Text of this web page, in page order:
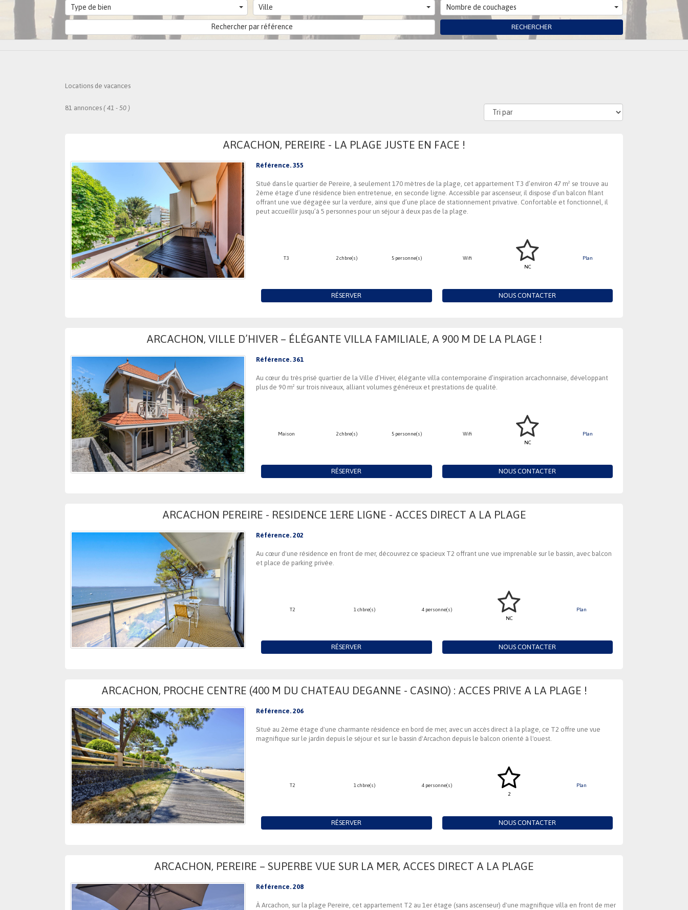
Type de bien Ville Nombre de couchages
RECHERCHER
Locations de vacances
81 annonces ( 41 - 50 )
ARCACHON, PEREIRE - LA PLAGE JUSTE EN FACE !
Référence. 355
Situé dans le quartier de Pereire, à seulement 170 mètres de la plage, cet appartement T3 d’environ 47 m² se trouve au
2ème étage d’une résidence bien entretenue, en seconde ligne. Accessible par ascenseur, il dispose d’un balcon filant
offrant une vue dégagée sur la verdure, ainsi que d’une place de stationnement privative. Confortable et fonctionnel, il
peut accueillir jusqu’à 5 personnes pour un séjour à deux pas de la plage.
T3 2 chbre(s) 5 personne(s)
Wifi
NC
Plan
RÉSERVER NOUS CONTACTER
ARCACHON, VILLE D’HIVER – ÉLÉGANTE VILLA FAMILIALE, A 900 M DE LA PLAGE !
Référence. 361
Au cœur du très prisé quartier de la Ville d’Hiver, élégante villa contemporaine d’inspiration arcachonnaise, développant
plus de 90 m² sur trois niveaux, alliant volumes généreux et prestations de qualité.
Maison 2 chbre(s) 5 personne(s)
Wifi
NC
Plan
RÉSERVER NOUS CONTACTER
ARCACHON PEREIRE - RESIDENCE 1ERE LIGNE - ACCES DIRECT A LA PLAGE
Référence. 202
Au cœur d'une résidence en front de mer, découvrez ce spacieux T2 offrant une vue imprenable sur le bassin, avec balcon
et place de parking privée.
T2 1 chbre(s)
4 personne(s)
NC
Plan
RÉSERVER NOUS CONTACTER
ARCACHON, PROCHE CENTRE (400 M DU CHATEAU DEGANNE - CASINO) : ACCES PRIVE A LA PLAGE !
Référence. 206
Situé au 2ème étage d'une charmante résidence en bord de mer, avec un accès direct à la plage, ce T2 offre une vue
magnifique sur le jardin depuis le séjour et sur le bassin d'Arcachon depuis le balcon orienté à l'ouest.
T2 1 chbre(s)
4 personne(s)
2
Plan
RÉSERVER NOUS CONTACTER
ARCACHON, PEREIRE – SUPERBE VUE SUR LA MER, ACCES DIRECT A LA PLAGE
Référence. 208
À Arcachon, sur la plage Pereire, cet appartement T2 au 1er étage (sans ascenseur) d'une magnifique villa en front de mer